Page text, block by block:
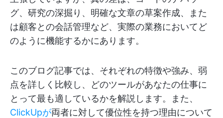
グ、研究の深掘り、明確な文章の草案作成、また
は顧客との会話管理など、実際の業務においてど
のように機能するかにあります。
このブログ記事では、それぞれの特徴や強み、弱
点を詳しく比較し、どのツールがあなたの仕事に
とって最も適しているかを解説します。また、
ClickUpが両者に対して優位性を持つ理由について